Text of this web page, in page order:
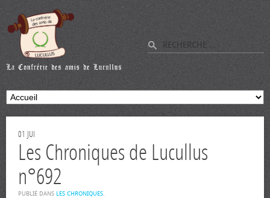
01 JUI
Les Chroniques de Lucullus
n°692
PUBLIÉ DANS LES CHRONIQUES.